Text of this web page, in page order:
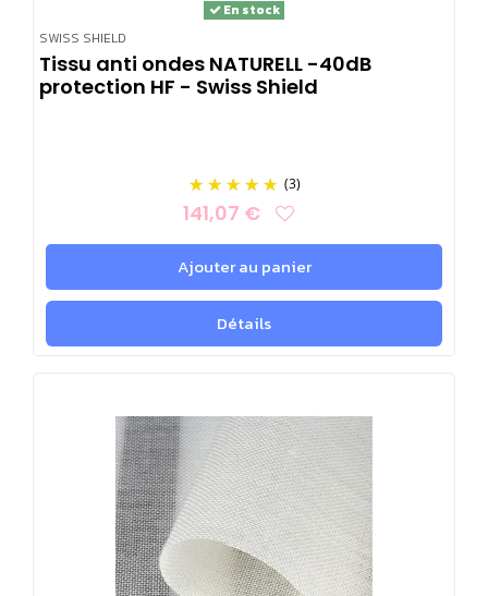
SWISS SHIELD
En stock
Tissu anti ondes NATURELL -40dB
protection HF - Swiss Shield
(3)
141,07 €
Ajouter au panier
Détails